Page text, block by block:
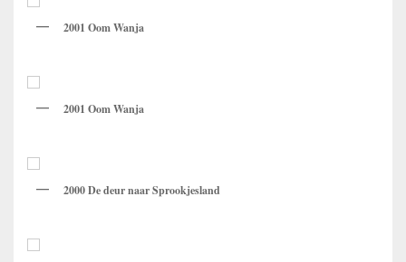
2001 Oom Wanja
2001 Oom Wanja
2000 De deur naar Sprookjesland